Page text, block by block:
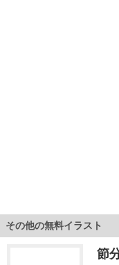
その他の無料イラスト
節